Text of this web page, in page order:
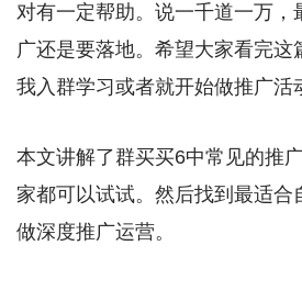
对有一定帮助。说一千道一万，
广还是要落地。希望大家看完这
我入群学习或者就开始做推广活
本文讲解了群买买6中常见的推
家都可以试试。然后找到最适合
做深度推广运营。